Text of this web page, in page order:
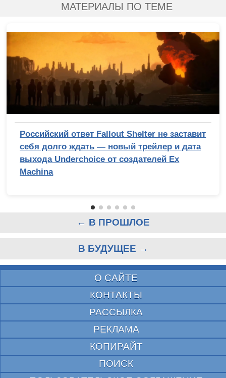
МАТЕРИАЛЫ ПО ТЕМЕ
Российский ответ Fallout Shelter не заставит
себя долго ждать — новый трейлер и дата
выхода Underchoice от создателей Ex
Machina
← В ПРОШЛОЕ
В БУДУЩЕЕ →
О САЙТЕ
КОНТАКТЫ
РАССЫЛКА
РЕКЛАМА
КОПИРАЙТ
ПОИСК